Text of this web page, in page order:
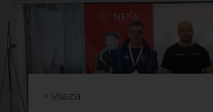
< vissza